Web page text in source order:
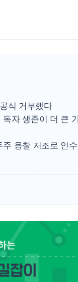
초등학
중소기업
식 거부했다
독자 생존이 더 큰
응찰 저조로 인